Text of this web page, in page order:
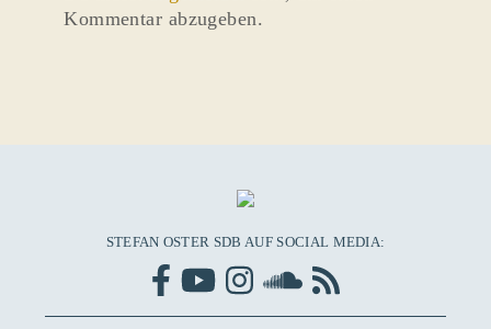
Kommentar abzugeben.
STEFAN OSTER SDB AUF SOCIAL MEDIA: